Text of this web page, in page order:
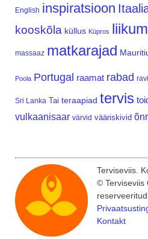
English inspiratsioon
kooskõla küllus Küpros
massaaz matkarajad
Poola Portugal raamat rabad
Sri Lanka Tai teraapiad tervis
vulkaanisaar värvid vääriskivid
Terviseviis.
© Terviseviis
Kontakt